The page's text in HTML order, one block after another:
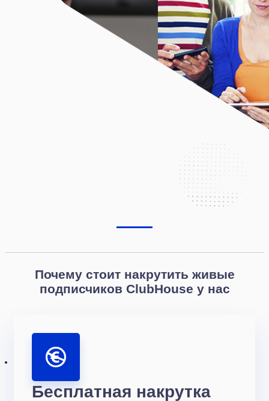
Почему стоит накрутить живые
подписчиков ClubHouse у нас
Бесплатная накрутка